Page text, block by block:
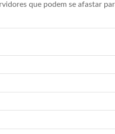
que podem se afastar